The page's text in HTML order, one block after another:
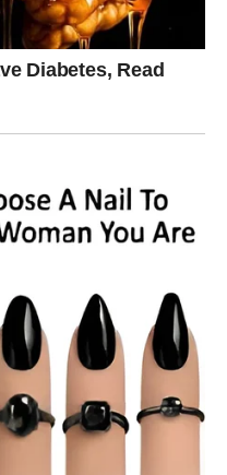
pravom putu. Jedna